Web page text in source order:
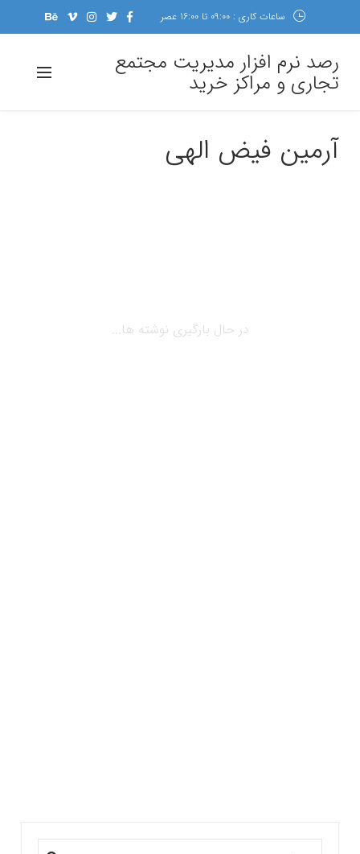
ساعات کاری : 09:00 تا 16:00 عصر
رصد نرم افزار مدیریت مجتمع
تجاری و مراکز خرید
آرمین فیض الهی
در حال بارگیری نوشته ها...